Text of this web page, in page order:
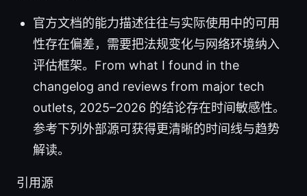
官方文档的能力描述往往与实际使用中的可用
性存在偏差，需要把法规变化与网络环境纳入
评估框架。From what I found in the
changelog and reviews from major tech
outlets, 2025–2026 的结论存在时间敏感性。
参考下列外部源可获得更清晰的时间线与趋势
解读。
引用源